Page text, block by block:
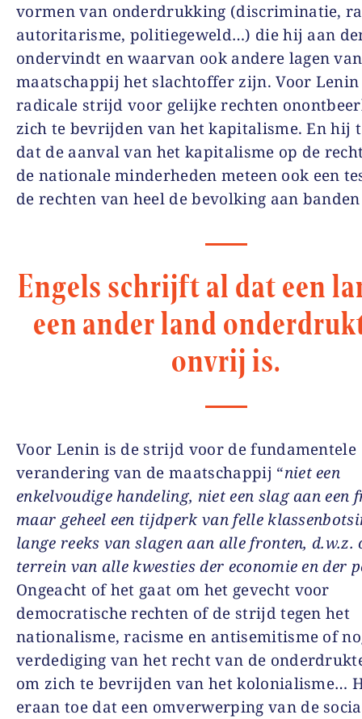
vormen van onderdrukking (discriminatie,
autoritarisme, politiegeweld…) die hij aan
ondervindt en waarvan ook andere lagen
maatschappij het slachtoffer zijn. Voor Lenin
radicale strijd voor gelijke rechten
zich te bevrijden van het kapitalisme. En hij
dat de aanval van het kapitalisme op de
de nationale minderheden meteen ook een
de rechten van heel de bevolking aan
Engels schrijft al dat een
een ander land
onvrij is.
Voor Lenin is de strijd voor de fundamentele
verandering van de maatschappij “niet een
enkelvoudige handeling, niet een slag aan een
maar geheel een tijdperk van felle
lange reeks van slagen aan alle fronten, d.w.z.
terrein van alle kwesties der economie en der
Ongeacht of het gaat om het gevecht voor
democratische rechten of de strijd tegen het
nationalisme, racisme en antisemitisme of
verdediging van het recht van de
om zich te bevrijden van het kolonialisme…
eraan toe dat een omverwerping van de